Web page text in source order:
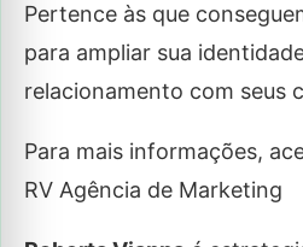
Pertence às que
para ampliar sua
relacionamento com seus
Para mais informações,
RV Agência de Marketing